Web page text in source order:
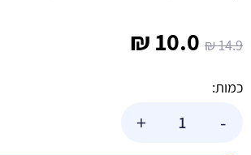
14.9
₪ המחיר
14.9 ₪.
10.0
₪
כמות:
-
+